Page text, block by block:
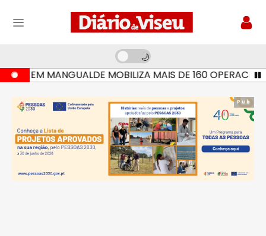
EM MANGUALDE MOBILIZA MAIS DE 160 OPERACIONAIS
Pub